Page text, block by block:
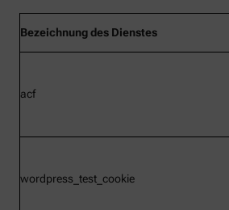
Bezeichnungdes Dienstes
acf
wordpress_test_cookie